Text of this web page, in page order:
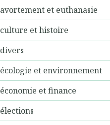
avortement et euthanasie
culture et histoire
divers
écologie et environnement
économie et finance
élections